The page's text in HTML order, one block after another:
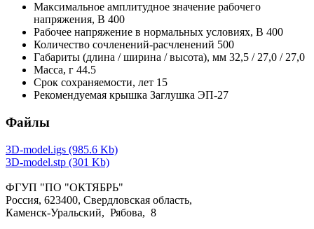
Максимальное амплитудное значение рабочего
напряжения, В 400
Рабочее напряжение в нормальных условиях, В 400
Количество сочленений-расчленений 500
Габариты (длина / ширина / высота), мм 32,5 / 27,0 / 27,0
Масса, г 44.5
Срок сохраняемости, лет 15
Рекомендуемая крышка Заглушка ЭП-27
Файлы
3D-model.igs (985.6 Kb)
3D-model.stp (301 Kb)
ФГУП "ПО "ОКТЯБРЬ"
Россия, 623400, Свердловская область,
Каменск-Уральский, Рябова, 8